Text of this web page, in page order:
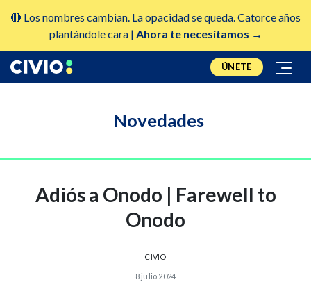
🔴 Los nombres cambian. La opacidad se queda. Catorce años
plantándole cara | Ahora te necesitamos →
ÚNETE
Novedades
Adiós a Onodo | Farewell to
Onodo
CIVIO
8 julio 2024